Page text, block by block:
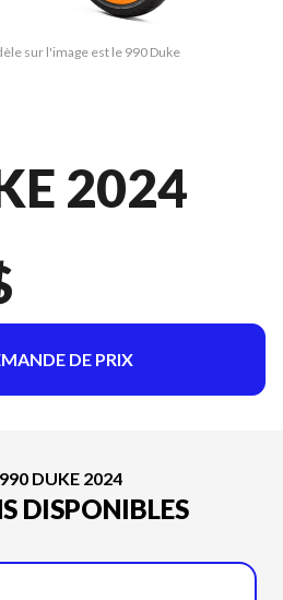
sur l'image est le 990 Duke
2024
DE PRIX
DUKE 2024
DISPONIBLES